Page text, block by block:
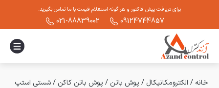
برای دریافت پیش فاکتور و هر گونه استعلام قیمت با ما تماس بگیرید.
09124744857
021-88839002
خانه / الکترومکانیکال / پوش باتن / پوش باتن کاکن /شستی استپ